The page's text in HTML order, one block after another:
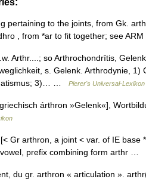
pertaining to the joints, from Gk.
, from *ar to fit together; see
Arthr....; so Arthrochondrītis,
s. Gelenk. Arthrodynie,
3)… …
Pierer's Universal-Lexikon
árthron »Gelenk«],
Gr arthron, a joint < var. of IE
prefix combining form arthr …
du gr. arthron « articulation ».